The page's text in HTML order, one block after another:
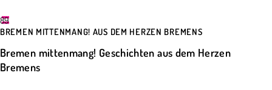
89
BREMEN MITTENMANG! AUS DEM HERZEN BREMENS
Bremen mittenmang! Geschichten aus dem Herzen
Bremens